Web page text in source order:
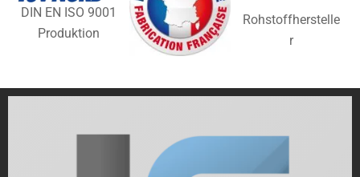
DIN EN ISO 9001
Produktion
Rohstoffherstelle
r